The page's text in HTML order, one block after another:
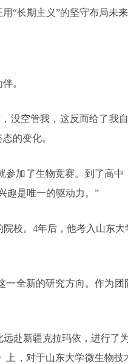
“长期主义”的坚守布局未
。
没空管我，这反而给了我
的变化。
加了生物竞赛。到了高
趣是唯一的驱动力。”
校。4年后，他考入山东
全新的研究方向。作为
赴新疆克拉玛依，进行了
，对于山东大学微生物